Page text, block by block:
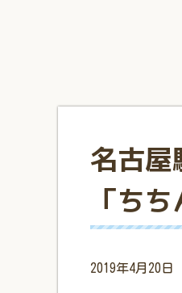
名古屋
「ち
2019年4月20日